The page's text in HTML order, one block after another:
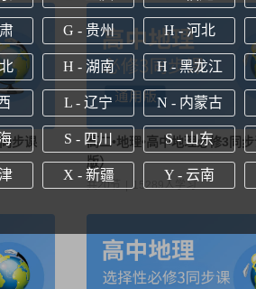
步课
高二•地理•高中地理必修3同
版）
共20节 | 15289人学习
G - 贵州 H - 河北
H - 湖南 H - 黑龙江
L - 辽宁 N - 内蒙古
S - 四川 S - 山东
X - 新疆 Y - 云南